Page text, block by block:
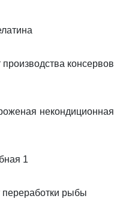
консервов
некондиционная
1
рыбы